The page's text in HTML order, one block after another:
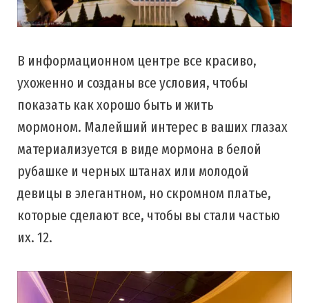
В информационном центре все красиво,
ухоженно и созданы все условия, чтобы
показать как хорошо быть и жить
мормоном. Малейший интерес в ваших глазах
материализуется в виде мормона в белой
рубашке и черных штанах или молодой
девицы в элегантном, но скромном платье,
которые сделают все, чтобы вы стали частью
их. 12.